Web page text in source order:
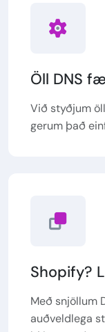
Öll DNS
Við styðjum
gerum það
Shopify?
Með snjöllum
auðveldlega